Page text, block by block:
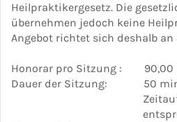
Heilpraktikergesetz. Die
übernehmen jedoch keine
Angebot richtet sich deshalb an
Honorar pro Sitzung : 90,00
Dauer der Sitzung: 50 min